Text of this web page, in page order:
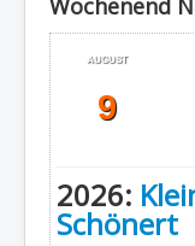
Wochenend
AUGUST
9
2026:
Schönert